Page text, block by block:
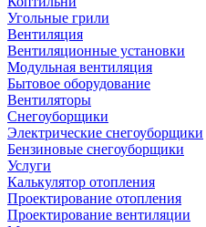
Угольные грили
Вентиляция
Вентиляционные установки
Модульная вентиляция
Бытовое оборудование
Вентиляторы
Снегоуборщики
Электрические снегоуборщики
Бензиновые снегоуборщики
Услуги
Калькулятор отопления
Проектирование отопления
Проектирование вентиляции